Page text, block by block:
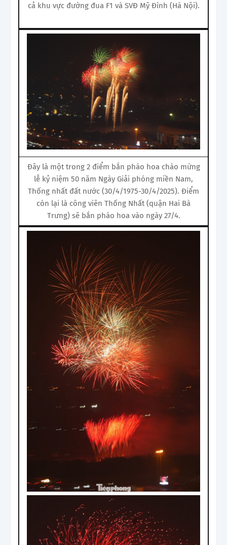
cả khu vực đường đua F1 và SVĐ Mỹ Đình (Hà Nội).
Đây là một trong 2 điểm bắn pháo hoa chào mừng
lễ kỷ niệm 50 năm Ngày Giải phóng miền Nam,
Thống nhất đất nước (30/4/1975-30/4/2025). Điểm
còn lại là công viên Thống Nhất (quận Hai Bà
Trưng) sẽ bắn pháo hoa vào ngày 27/4.